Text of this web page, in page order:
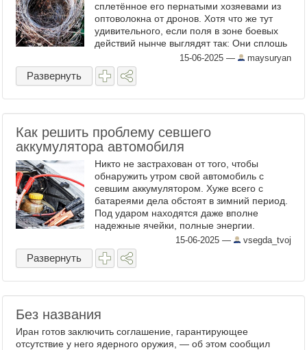
сплетённое его пернатыми хозяевами из
оптоволокна от дронов. Хотя что же тут
удивительного, если поля в зоне боевых
действий нынче выглядят так: Они сплошь
оплетены оптоволокном... Такова новая
реальность, где ...
15-06-2025 — maysuryan
Развернуть
Как решить проблему севшего
аккумулятора автомобиля
Никто не застрахован от того, чтобы
обнаружить утром свой автомобиль с
севшим аккумулятором. Хуже всего с
батареями дела обстоят в зимний период.
Под ударом находятся даже вполне
надежные ячейки, полные энергии.
Разряжаться аккумулятор будет
постоянно, если не принять особые меры.
Благо, ...
15-06-2025 — vsegda_tvoj
Развернуть
Без названия
Иран готов заключить соглашение, гарантирующее
отсутствие у него ядерного оружия, — об этом сообщил